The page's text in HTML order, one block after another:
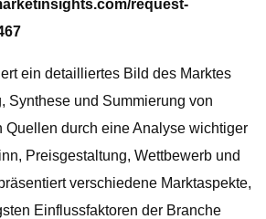
request-
ein detailliertes Bild des Marktes
Synthese und Summierung von
Quellen durch eine Analyse wichtiger
Preisgestaltung, Wettbewerb und
verschiedene Marktaspekte,
Einflussfaktoren der Branche